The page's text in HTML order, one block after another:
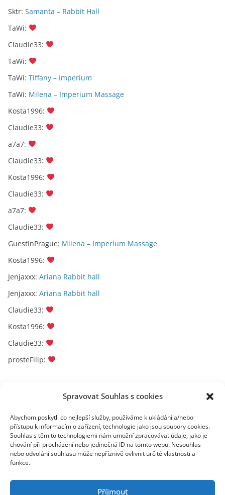
Spravovat Souhlas s cookies
Abychom poskytli co nejlepší služby, používáme k ukládání a/nebo
přístupu k informacím o zařízení, technologie jako jsou soubory cookies.
Souhlas s těmito technologiemi nám umožní zpracovávat údaje, jako je
chování při procházení nebo jedinečná ID na tomto webu. Nesouhlas
nebo odvolání souhlasu může nepříznivě ovlivnit určité vlastnosti a
funkce.
Příjmout
Sktr: Samanta – Rabbit Hall
TaWi:
Claudie33:
TaWi:
TaWi: Tiffany – Imperium
TaWi: Milena – Imperium Massage
Kosta1996:
Claudie33:
a7a7:
Claudie33:
Kosta1996:
Claudie33:
a7a7:
Claudie33:
GuestInPrague: Milena – Imperium Massage
Kosta1996:
Jenjaxxx: Ariana Rabbit hall
Jenjaxxx: Ariana Rabbit hall
Claudie33:
Kosta1996:
Claudie33:
prosteFilip:
A
c
h toplist